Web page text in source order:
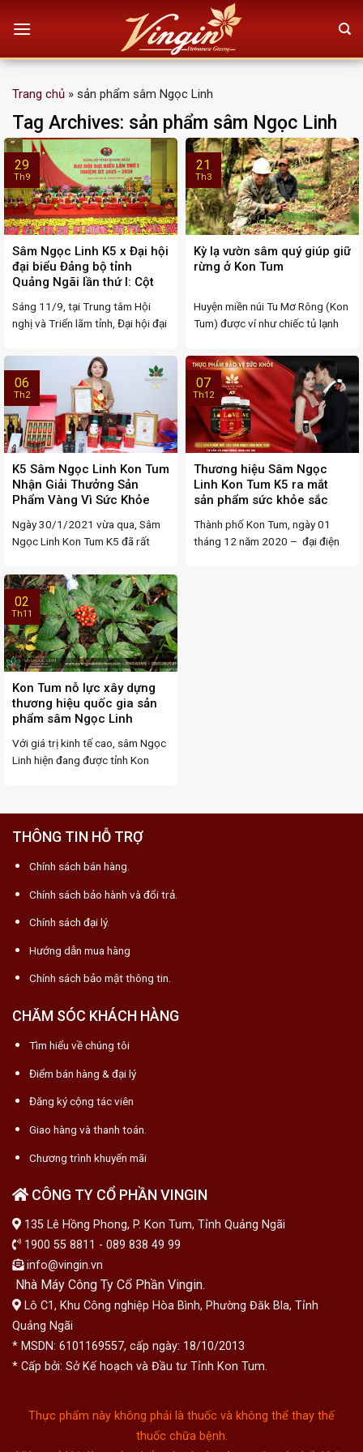
Trang chủ » sản phẩm sâm Ngọc Linh
Tag Archives: sản phẩm sâm Ngọc Linh
Sâm Ngọc Linh K5 x Đại hội
đại biểu Đảng bộ tỉnh
Quảng Ngãi lần thứ I: Cột
trong kỷ nguyên mới
Sáng 11/9, tại Trung tâm Hội
nghị và Triển lãm tỉnh, Đại hội đại
29
Th9
Kỳ lạ vườn sâm quý giúp giữ
rừng ở Kon Tum
Huyện miền núi Tu Mơ Rông (Kon
Tum) được ví như chiếc tủ lạnh
21
Th3
K5 Sâm Ngọc Linh Kon Tum
Nhận Giải Thưởng Sản
Phẩm Vàng Vì Sức Khỏe
Ngày 30/1/2021 vừa qua, Sâm
Ngọc Linh Kon Tum K5 đã rất
06
Th2
Thương hiệu Sâm Ngọc
Linh Kon Tum K5 ra mắt
sản phẩm sức khỏe sắc
đẹp cho Nam và Nữ
Thành phố Kon Tum, ngày 01
tháng 12 năm 2020 – đại điện
07
Th12
Kon Tum nỗ lực xây dựng
thương hiệu quốc gia sản
phẩm sâm Ngọc Linh
Với giá trị kinh tế cao, sâm Ngọc
Linh hiện đang được tỉnh Kon
02
Th11
THÔNG TIN HỖ TRỢ
Chính sách bán hàng.
Chính sách bảo hành và đổi trả.
Chính sách đại lý.
Hướng dẫn mua hàng
Chính sách bảo mật thông tin.
CHĂM SÓC KHÁCH HÀNG
Tìm hiểu về chúng tôi
Điểm bán hàng & đại lý
Đăng ký cộng tác viên
Giao hàng và thanh toán.
Chương trình khuyến mãi
CÔNG TY CỔ PHẦN VINGIN
135 Lê Hồng Phong, P. Kon Tum, Tỉnh Quảng Ngãi
1900 55 8811 - 089 838 49 99
info@vingin.vn
Nhà Máy Công Ty Cổ Phần Vingin.
Lô C1, Khu Công nghiệp Hòa Bình, Phường Đăk Bla, Tỉnh
Quảng Ngãi
* MSDN: 6101169557, cấp ngày: 18/10/2013
* Cấp bởi: Sở Kế hoạch và Đầu tư Tỉnh Kon Tum.
Thực phẩm này không phải là thuốc và không thể thay thế
thuốc chữa bệnh.